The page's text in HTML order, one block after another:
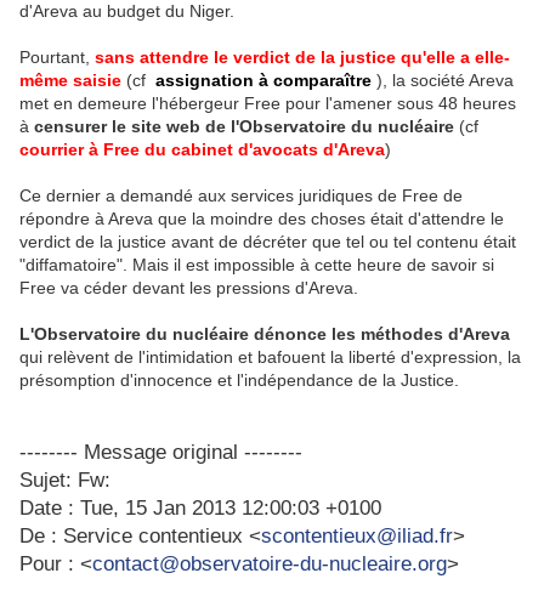
d'Areva au budget du Niger.
Pourtant, sans attendre le verdict de la justice qu'elle a elle-
même saisie (cf assignation à comparaître ), la société Areva
met en demeure l'hébergeur Free pour l'amener sous 48 heures
à censurer le site web de l'Observatoire du nucléaire (cf
courrier à Free du cabinet d'avocats d'Areva)
Ce dernier a demandé aux services juridiques de Free de
répondre à Areva que la moindre des choses était d'attendre le
verdict de la justice avant de décréter que tel ou tel contenu était
"diffamatoire". Mais il est impossible à cette heure de savoir si
Free va céder devant les pressions d'Areva.
L'Observatoire du nucléaire dénonce les méthodes d'Areva
qui relèvent de l'intimidation et bafouent la liberté d'expression, la
présomption d'innocence et l'indépendance de la Justice.
-------- Message original --------
Sujet: Fw:
Date : Tue, 15 Jan 2013 12:00:03 +0100
De : Service contentieux <scontentieux@iliad.fr>
Pour : <contact@observatoire-du-nucleaire.org>